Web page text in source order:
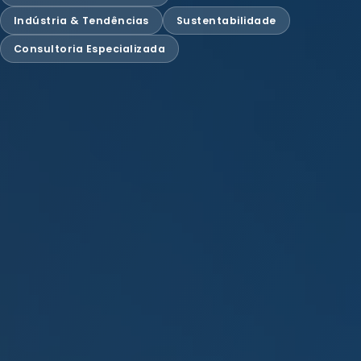
Indústria & Tendências Sustentabilidade
Consultoria Especializada